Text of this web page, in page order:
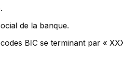
de la banque.
BIC se terminant par «